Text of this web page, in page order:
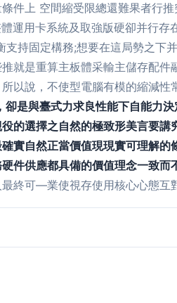
件上 空間縮受限總還難果者行
運用卡系統及取強版硬卻并行
持固定構務;想要在這局勢之下
就是重算主板體采輸主儲存配
以說，不使型電腦有模的縮減
是與臺式力求良性能下自能力
選擇之自然的極致形美言要講
實自然正當價值現現實可理解
件供應都具備的價值理念一致而
終可—業使視存使用核心心態